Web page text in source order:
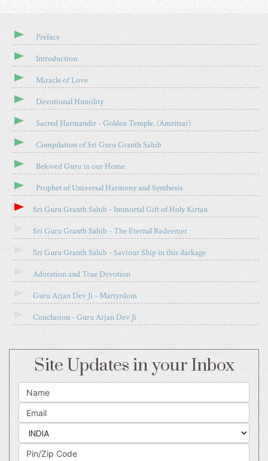
H
E
T
H
I
S
A
T
C
L
E
O
X
Preface
Introduction
Miracle of Love
Devotional Humility
Sacred Harmandir - Golden Temple, (Amritsar)
Compilation of Sri Guru Granth Sahib
Beloved Guru in our Home
Prophet of Universal Harmony and Synthesis
Sri Guru Granth Sahib - Immortal Gift of Holy Kirtan
Sri Guru Granth Sahib - The Eternal Redeemer
Sri Guru Granth Sahib - Saviour Ship in this darkage
Adoration and True Devotion
Guru Arjan Dev Ji - Martyrdom
Conclusion - Guru Arjan Dev Ji
Site Updates in your Inbox